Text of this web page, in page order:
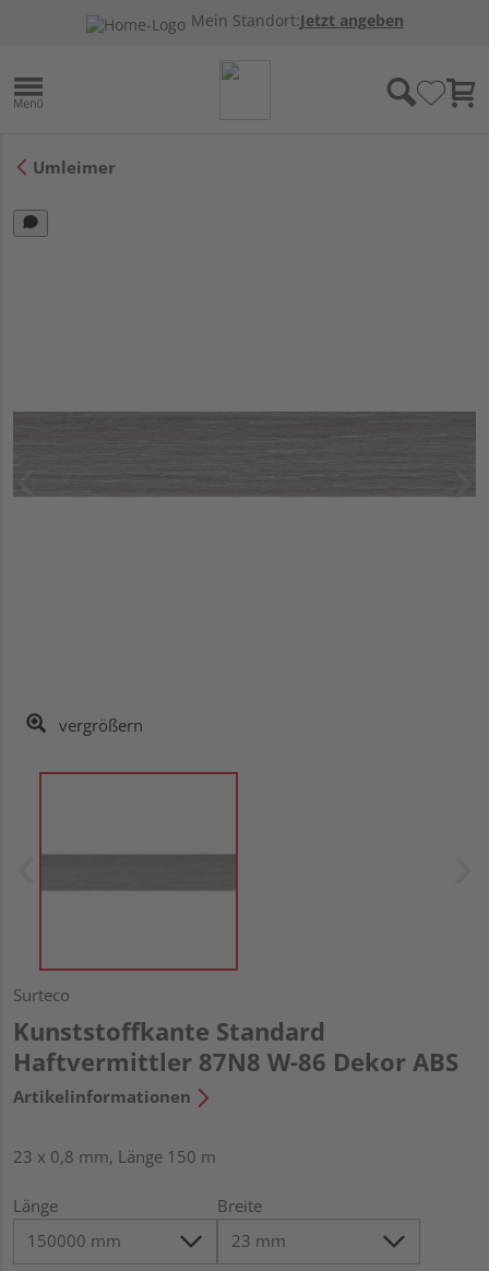
Mein Standort:Jetzt angeben
Umleimer
vergrößern
Surteco
Kunststoffkante Standard
Haftvermittler 87N8 W-86 Dekor ABS
Artikelinformationen
23 x 0,8 mm, Länge 150 m
Länge Breite